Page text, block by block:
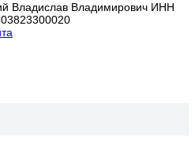
Владислав Владимирович ИНН